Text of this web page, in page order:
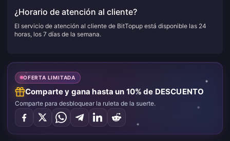
¿Horario de atención al cliente?
El servicio de atención al cliente de BitTopup está disponible las 24
horas, los 7 días de la semana.
OFERTA LIMITADA
Comparte y gana hasta un 10% de DESCUENTO
Comparte para desbloquear la ruleta de la suerte.